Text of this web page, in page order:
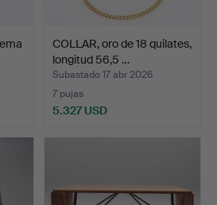
COLLAR, oro de 18 quilates,
longitud 56,5 …
Subastado 17 abr 2026
7 pujas
5.327 USD